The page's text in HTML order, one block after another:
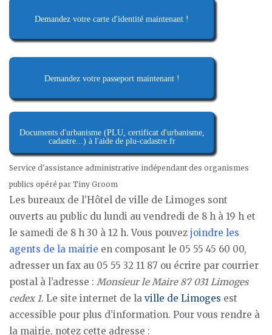
Demandez votre carte d'identité maintenant !
Demandez votre passeport maintenant !
Documents d'urbanisme (PLU, certificat d'urbanisme,
cadastre...) à l'aide de plu-cadastre.fr
Service d'assistance administrative indépendant des organismes
publics opéré par Tiny Groom
Les bureaux de l’Hôtel de ville de Limoges sont
ouverts au public du lundi au vendredi de 8 h à 19 h et
le samedi de 8 h 30 à 12 h. Vous pouvez joindre les
agents de la mairie en composant le 05 55 45 60 00,
adresser un fax au 05 55 32 11 87 ou écrire par courrier
postal à l’adresse : Monsieur le Maire 87 031 Limoges
cedex 1. Le site internet de la ville de Limoges est
accessible pour plus d’information. Pour vous rendre à
la mairie, notez cette adresse :